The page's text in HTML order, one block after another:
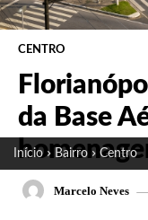
Início Bairro Centro
CENTRO
da Base
Marcelo Neves